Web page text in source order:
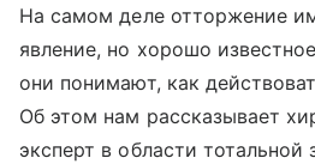
На самом деле отторжение
явление, но хорошо
они понимают, как
Об этом нам рассказывает
эксперт в области тотальной